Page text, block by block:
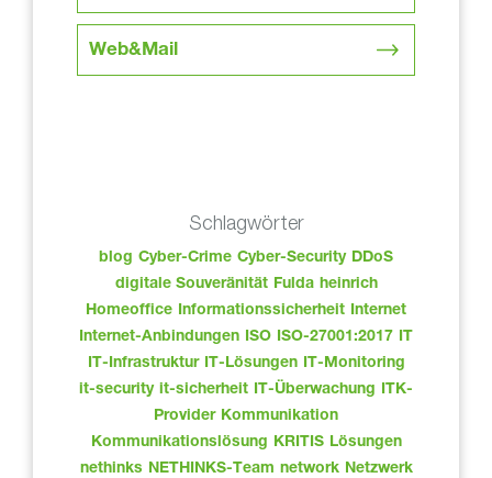
Web&Mail
Schlagwörter
blog Cyber-Crime Cyber-Security DDoS
digitale Souveränität Fulda heinrich
Homeoffice Informationssicherheit Internet
Internet-Anbindungen ISO ISO-27001:2017 IT
IT-Infrastruktur IT-Lösungen IT-Monitoring
it-security it-sicherheit IT-Überwachung
ITK-
Provider Kommunikation
Kommunikationslösung
KRITIS Lösungen
nethinks NETHINKS-Team network Netzwerk